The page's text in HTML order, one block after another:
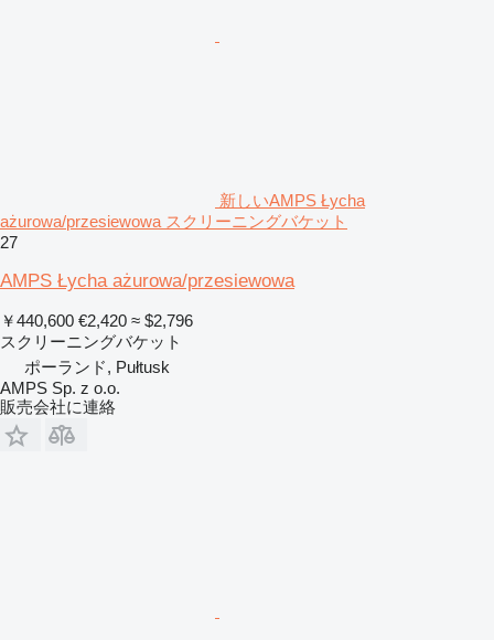
新しいAMPS Łycha
ażurowa/przesiewowa スクリーニングバケット
27
AMPS Łycha ażurowa/przesiewowa
￥440,600 €2,420 ≈ $2,796
スクリーニングバケット
ポーランド, Pułtusk
AMPS Sp. z o.o.
販売会社に連絡